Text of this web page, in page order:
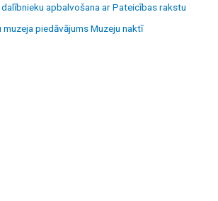
apbalvošana ar Pateicības rakstu
piedāvājums Muzeju naktī